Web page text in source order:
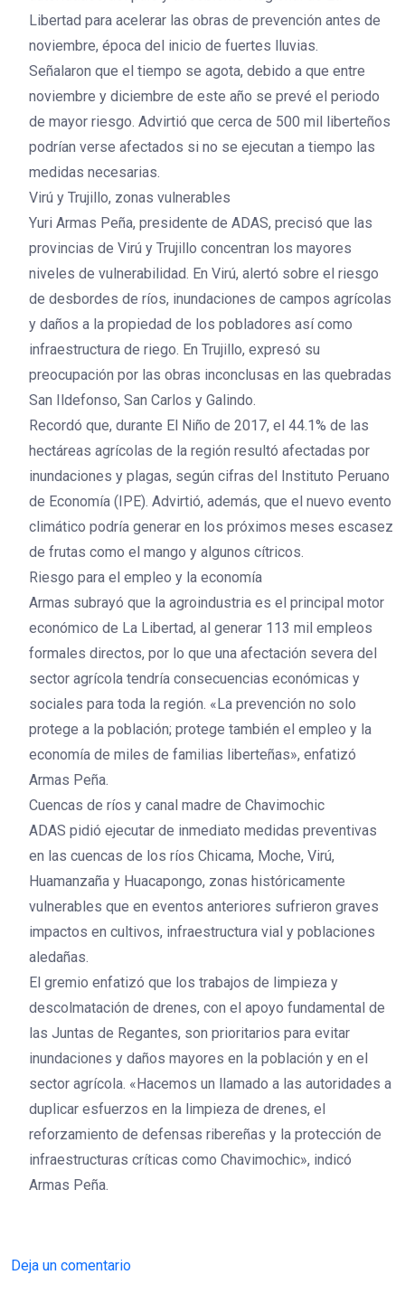
Libertad para acelerar las obras de prevención antes de
noviembre, época del inicio de fuertes lluvias.
Señalaron que el tiempo se agota, debido a que entre
noviembre y diciembre de este año se prevé el periodo
de mayor riesgo. Advirtió que cerca de 500 mil liberteños
podrían verse afectados si no se ejecutan a tiempo las
medidas necesarias.
Virú y Trujillo, zonas vulnerables
Yuri Armas Peña, presidente de ADAS, precisó que las
provincias de Virú y Trujillo concentran los mayores
niveles de vulnerabilidad. En Virú, alertó sobre el riesgo
de desbordes de ríos, inundaciones de campos agrícolas
y daños a la propiedad de los pobladores así como
infraestructura de riego. En Trujillo, expresó su
preocupación por las obras inconclusas en las quebradas
San Ildefonso, San Carlos y Galindo.
Recordó que, durante El Niño de 2017, el 44.1% de las
hectáreas agrícolas de la región resultó afectadas por
inundaciones y plagas, según cifras del Instituto Peruano
de Economía (IPE). Advirtió, además, que el nuevo evento
climático podría generar en los próximos meses escasez
de frutas como el mango y algunos cítricos.
Riesgo para el empleo y la economía
Armas subrayó que la agroindustria es el principal motor
económico de La Libertad, al generar 113 mil empleos
formales directos, por lo que una afectación severa del
sector agrícola tendría consecuencias económicas y
sociales para toda la región. «La prevención no solo
protege a la población; protege también el empleo y la
economía de miles de familias liberteñas», enfatizó
Armas Peña.
Cuencas de ríos y canal madre de Chavimochic
ADAS pidió ejecutar de inmediato medidas preventivas
en las cuencas de los ríos Chicama, Moche, Virú,
Huamanzaña y Huacapongo, zonas históricamente
vulnerables que en eventos anteriores sufrieron graves
impactos en cultivos, infraestructura vial y poblaciones
aledañas.
El gremio enfatizó que los trabajos de limpieza y
descolmatación de drenes, con el apoyo fundamental de
las Juntas de Regantes, son prioritarios para evitar
inundaciones y daños mayores en la población y en el
sector agrícola. «Hacemos un llamado a las autoridades a
duplicar esfuerzos en la limpieza de drenes, el
reforzamiento de defensas ribereñas y la protección de
infraestructuras críticas como Chavimochic», indicó
Armas Peña.
Deja un comentario